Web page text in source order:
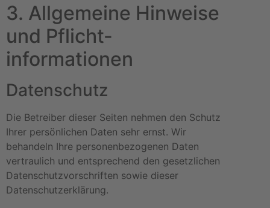
3. Allgemeine Hinweise
und Pflicht­
informationen
Datenschutz
Die Betreiber dieser Seiten nehmen den Schutz
Ihrer persönlichen Daten sehr ernst. Wir
behandeln Ihre personenbezogenen Daten
vertraulich und entsprechend den gesetzlichen
Datenschutzvorschriften sowie dieser
Datenschutzerklärung.